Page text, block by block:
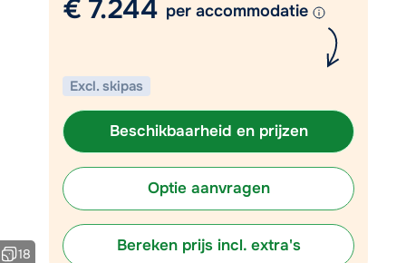
Plan een terugbelverzoek
Chat met wintersportspecialist
Bel ons via 03 3037838
18
€ 7.244 per accommodatie
Excl. skipas
Beschikbaarheid en prijzen
Optie aanvragen
Bereken prijs incl. extra's